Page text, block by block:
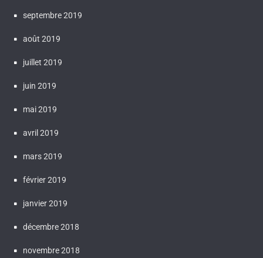
septembre 2019
août 2019
juillet 2019
juin 2019
mai 2019
avril 2019
mars 2019
février 2019
janvier 2019
décembre 2018
novembre 2018